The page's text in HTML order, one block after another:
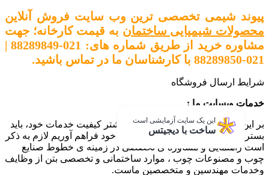
پیوند شیمی تخصصی ترین وب سایت فروش آنلاین
محصولات شیمیایی ساختمان به قیمت کارخانه؛ جهت
مشاوره خرید از طریق شماره های: 021-88289849 |
021-88289850 با کارشناسان ما در تماس باشید.
شرایط ارسال فروشگاه
خدمات وبسایت ما :
بر این باوریم که برای ارتقای هر چه بیشتر کیفیت خدمات خود، باید
بستری بر مبنای اعتماد برای مشتریان خود فراهم آوریم لازم به ذکر
است راهنمایی و مشاوره ی تخصصی در زمینه ی خطوط صنایع
چوب و مصنوعات چوب ، موارد ساختمانی و تخصصی بتن از وظایف
وخدمات مهندسین و متخصصین ماست.
این یک سایت آزمایشی است
ساخت با دیجیتس